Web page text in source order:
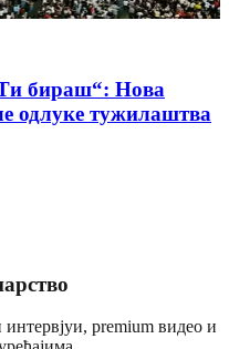
бираш“: Нова
одлуке тужилаштва
premium видео и